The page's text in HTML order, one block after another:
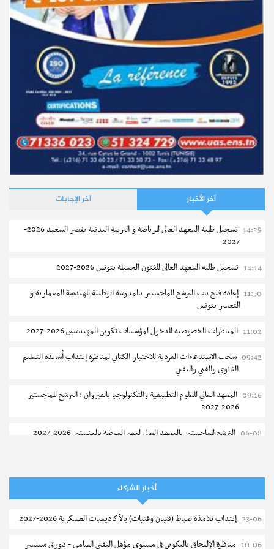
آخر الأخبار آخر الإجابات
14:29
تسجيل طلبة المعهد العالي للرياضة و التربية البدنية بقصر السعيد 2026-
2027
14:14 تسجيل طلبة المعهد العالى للفنون الجميلة بتونس 2026-2027
11:50 إعادة فتح باب الترشح للماجستير بالمدرسة الوطنية للهندسة المعمارية و
التعمير بتونس
11:02 المناظرات الخصوصية للدخول لمؤسسات تكوين المهندسين 2026-2027
09:42 سحب الاستدعاءات الفردية للاختبار الكتابي لمناظرة إنتداب أساتذة التعليم
الثانوي والفني والتقني
09:16 المعهد العالي للعلوم التطبيقية والتكنولوجيا بالقيروان : الترشح للماجستير
2026-2027
06-08 الترشح للماجستير بالمعهد العالي لمهن الموضة بالمنستير 2026-2027
تمديد آجال الترشح للماجستير بالمعهد العالي لعلوم و تقنيات المياه بقابس
2026-2027
05-08
بلاغ حول مواعيد الترسيم المدرسي عن بعد بعنوان السنة الدراسية 2026-
أخبار الشركاء
23-06 إنتداب تلامذة ضباط (فتيان وفتيات) بالأكاديميات العسكرية 2026-2027
10-06 مناظرة الإلتحاق بالتكوين في مستوى مؤهل التقني السامي - دورتي سبتمبر